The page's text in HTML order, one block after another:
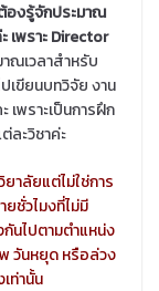
องรู้จักประมาณ
เพราะ Director
าณเวลาสำหรับ
เขียนบทวิจัย งาน
เพราะเป็นการฝึก
ละวิชาค่ะ
าลัยแต่ไม่ใช่การ
ยชั่วไมงที่ไม่มี
นไปตามตำแหน่ง
วันหยุด หรือล่วง
ท่านั้น